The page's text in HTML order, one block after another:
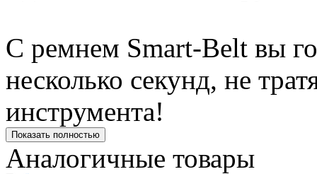
С ремнем Smart-Belt вы
несколько секунд, не
инструмента!
Показать полностью
Аналогичные товары